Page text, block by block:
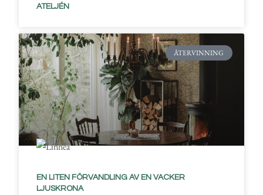
ATELJÉN
ÅTERVINNING
EN LITEN FÖRVANDLING AV EN VACKER
LJUSKRONA